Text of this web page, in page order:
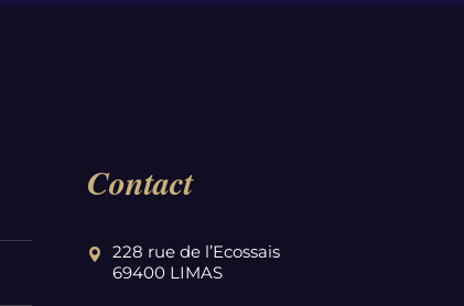
Contact
228 rue de l’Ecossais
69400 LIMAS